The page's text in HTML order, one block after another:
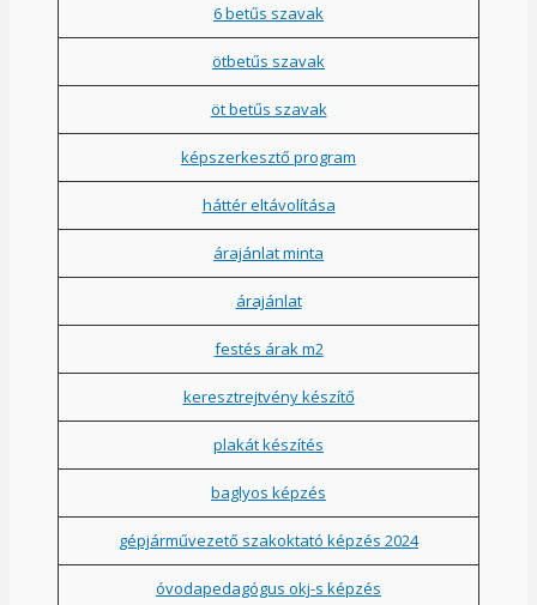
6 betűs szavak
ötbetűs szavak
öt betűs szavak
képszerkesztő program
háttér eltávolítása
árajánlat minta
árajánlat
festés árak m2
keresztrejtvény készítő
plakát készítés
baglyos képzés
gépjárművezető szakoktató képzés 2024
óvodapedagógus okj-s képzés